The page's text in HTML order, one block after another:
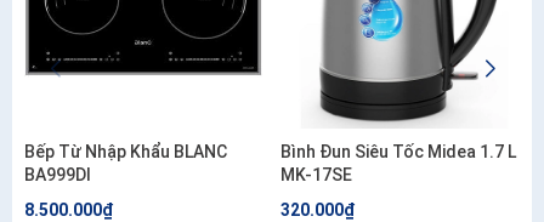
Bếp Từ Nhập Khẩu BLANC
BA999DI
8.500.000₫
Bình Đun Siêu Tốc Midea 1.7 L
MK-17SE
320.000₫